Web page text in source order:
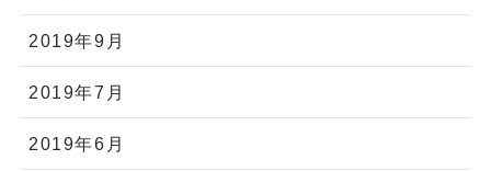
2019年9月
2019年7月
2019年6月